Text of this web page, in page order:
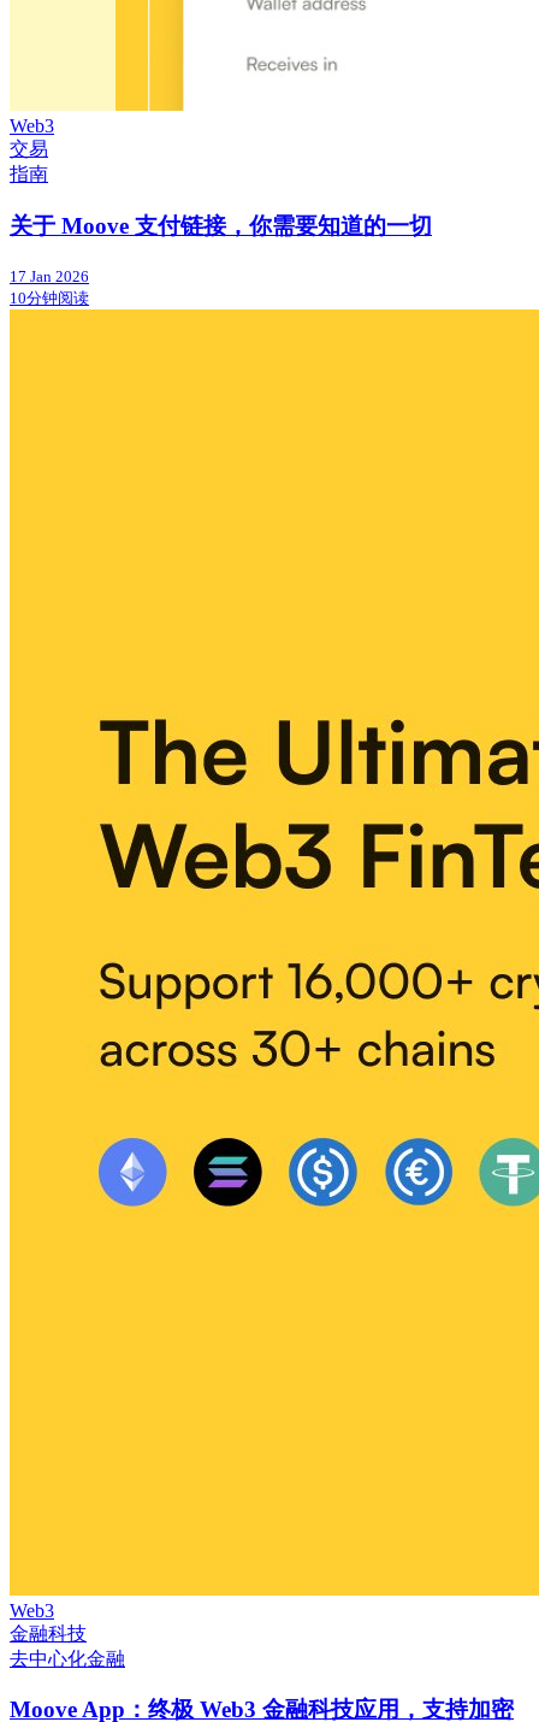
Web3
交易
指南
关于 Moove 支付链接，你需要知道的一切
17 Jan 2026
10分钟阅读
Web3
金融科技
去中心化金融
Moove App：终极 Web3 金融科技应用，支持加密